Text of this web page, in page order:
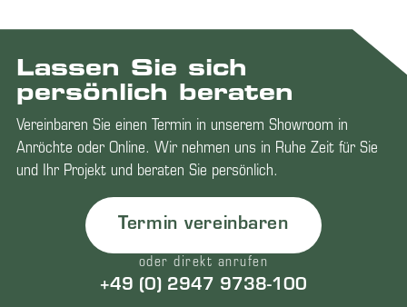
Lassen Sie sich
persönlich beraten
Vereinbaren Sie einen Termin in unserem Showroom in
Anröchte oder Online. Wir nehmen uns in Ruhe Zeit für Sie
und Ihr Projekt und beraten Sie persönlich.
Termin vereinbaren
oder direkt anrufen
+49 (0) 2947 9738-100